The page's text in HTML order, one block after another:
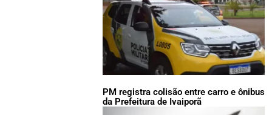
PM registra colisão entre carro e ônibus
da Prefeitura de Ivaiporã